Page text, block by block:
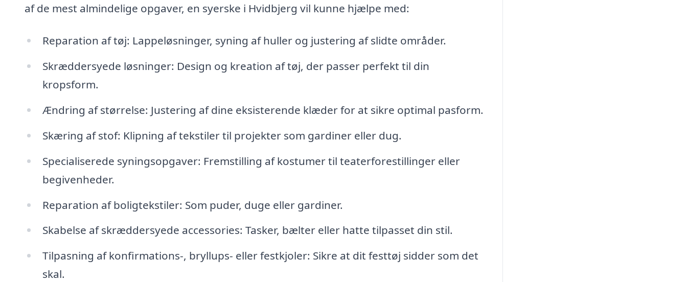
af de mest almindelige opgaver, en syerske i Hvidbjerg vil kunne hjælpe med:
Reparation af tøj: Lappeløsninger, syning af huller og justering af slidte områder.
Skræddersyede løsninger: Design og kreation af tøj, der passer perfekt til din
kropsform.
Ændring af størrelse: Justering af dine eksisterende klæder for at sikre optimal pasform.
Skæring af stof: Klipning af tekstiler til projekter som gardiner eller dug.
Specialiserede syningsopgaver: Fremstilling af kostumer til teaterforestillinger eller
begivenheder.
Reparation af boligtekstiler: Som puder, duge eller gardiner.
Skabelse af skræddersyede accessories: Tasker, bælter eller hatte tilpasset din stil.
Tilpasning af konfirmations-, bryllups- eller festkjoler: Sikre at dit festtøj sidder som det
skal.